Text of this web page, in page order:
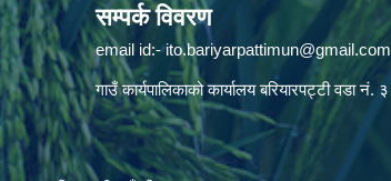
सम्पर्क विवरण
email id:-ito.bariyarpattimun@gmail.com
गाउँ कार्यपालिकाको कार्यालय बरियारपट्टी वडा नं. ३